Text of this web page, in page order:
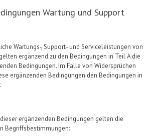
Wartung und Support
Wartungs-, Support- und Serviceleistungen von
gelten ergänzend zu den Bedingungen in Teil Adie
Bedingungen.Im Falle von Widersprüchen
ergänzenden Bedingungen den Bedingungen in
ergänzenden Bedingungen gelten die
Begriffsbestimmungen: